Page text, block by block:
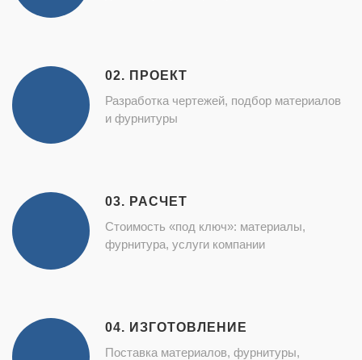
02. ПРОЕКТ
Разработка чертежей, подбор материалов
и фурнитуры
03. РАСЧЕТ
Стоимость «под ключ»: материалы,
фурнитура, услуги компании
04. ИЗГОТОВЛЕНИЕ
Поставка материалов, фурнитуры,